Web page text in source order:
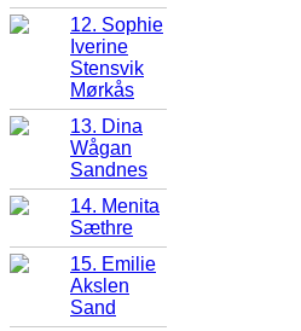
12. Sophie
Iverine
Stensvik
Mørkås
13. Dina
Wågan
Sandnes
14. Menita
Sæthre
15. Emilie
Akslen
Sand